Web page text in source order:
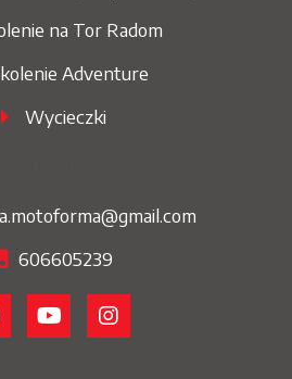
na Tor Radom
Adventure
Wycieczki
606605239